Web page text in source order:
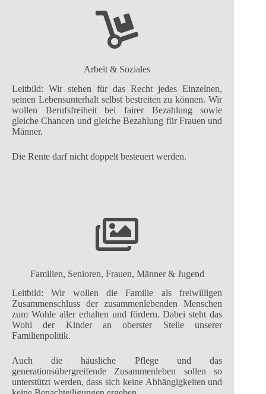
Arbeit & Soziales
Leitbild: Wir stehen für das Recht jedes Einzelnen,
seinen Lebensunterhalt selbst bestreiten zu können. Wir
wollen Berufsfreiheit bei fairer Bezahlung sowie
gleiche Chancen und gleiche Bezahlung für Frauen und
Männer.
Die Rente darf nicht doppelt besteuert werden.
Familien, Senioren, Frauen, Männer & Jugend
Leitbild: Wir wollen die Familie als freiwilligen
Zusammenschluss der zusammenlebenden Menschen
zum Wohle aller erhalten und fördern. Dabei steht das
Wohl der Kinder an oberster Stelle unserer
Familienpolitik.
Auch die häusliche Pflege und das
generationsübergreifende Zusammenleben sollen so
unterstützt werden, dass sich keine Abhängigkeiten und